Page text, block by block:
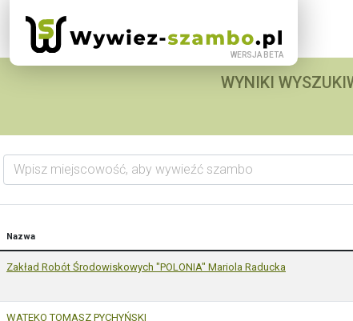
WYNIKI
Wpisz miejscowość, aby wywieźć szambo
Nazwa
Zakład Robót Środowiskowych "POLONIA" Mariola Raducka
WATEKO TOMASZ PYCHYŃSKI